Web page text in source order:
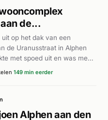
de...
op het dak van een
de Uranusstraat in Alphen
met spoed uit en was met
Het gaat om een
werd eveneens
aan de buitenzijde van
149 min eerder
Alphen aan den